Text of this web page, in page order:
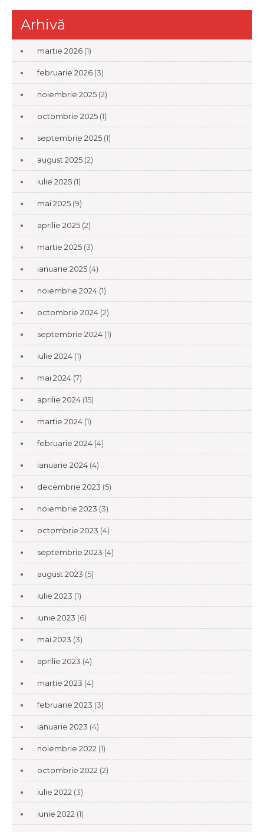
Arhivă
martie 2026 (1)
februarie 2026 (3)
noiembrie 2025 (2)
octombrie 2025 (1)
septembrie 2025 (1)
august 2025 (2)
iulie 2025 (1)
mai 2025 (9)
aprilie 2025 (2)
martie 2025 (3)
ianuarie 2025 (4)
noiembrie 2024 (1)
octombrie 2024 (2)
septembrie 2024 (1)
iulie 2024 (1)
mai 2024 (7)
aprilie 2024 (15)
martie 2024 (1)
februarie 2024 (4)
ianuarie 2024 (4)
decembrie 2023 (5)
noiembrie 2023 (3)
octombrie 2023 (4)
septembrie 2023 (4)
august 2023 (5)
iulie 2023 (1)
iunie 2023 (6)
mai 2023 (3)
aprilie 2023 (4)
martie 2023 (4)
februarie 2023 (3)
ianuarie 2023 (4)
noiembrie 2022 (1)
octombrie 2022 (2)
iulie 2022 (3)
iunie 2022 (1)